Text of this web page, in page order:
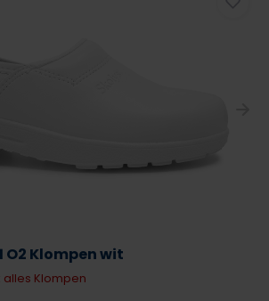
O2 Klompen wit
alles Klompen